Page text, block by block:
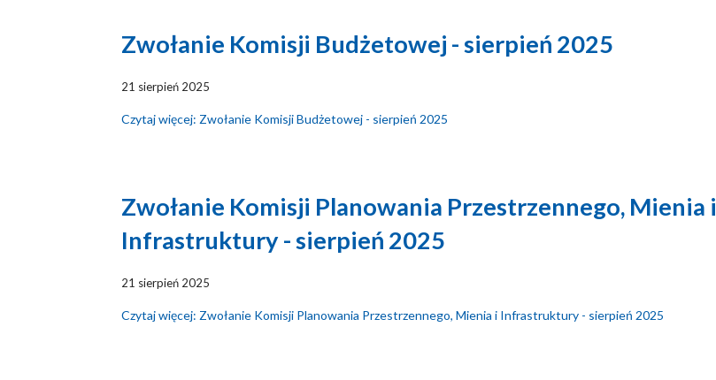
Zwołanie Komisji Budżetowej - sierpień 2025
21 sierpień 2025
Czytaj więcej: Zwołanie Komisji Budżetowej - sierpień 2025
Zwołanie Komisji Planowania Przestrzennego, Mienia i
Infrastruktury - sierpień 2025
21 sierpień 2025
Czytaj więcej: Zwołanie Komisji Planowania Przestrzennego, Mienia i Infrastruktury - sierpień 2025